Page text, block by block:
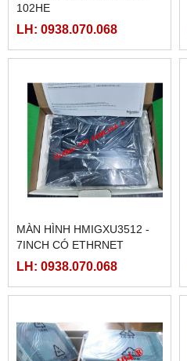
102HE
LH: 0938.070.068
MÀN HÌNH HMIGXU3512 -
7INCH CÓ ETHRNET
LH: 0938.070.068